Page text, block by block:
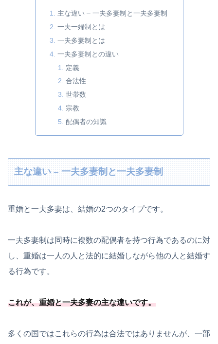
主な違い – 一夫多妻制と一夫多妻制
一夫一婦制とは
一夫多妻制とは
一夫多妻制との違い
定義
合法性
世帯数
宗教
配偶者の知識
主な違い – 一夫多妻制と一夫多妻制
重婚と一夫多妻は、結婚の2つのタイプです。
一夫多妻制は同時に複数の配偶者を持つ行為であるのに対
し、重婚は一人の人と法的に結婚しながら他の人と結婚す
る行為です。
これが、重婚と一夫多妻の主な違いです。
多くの国ではこれらの行為は合法ではありませんが、一部